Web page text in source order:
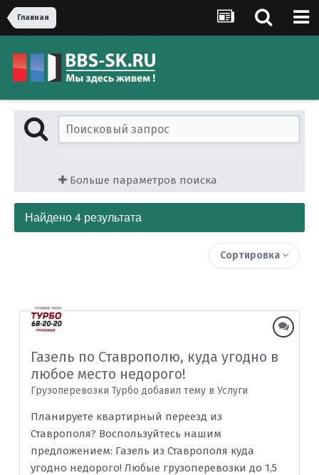
Главная
Больше параметров поиска
Найдено 4 результата
Сортировка
Газель по Ставрополю, куда угодно в
любое место недорого!
Грузоперевозки Турбо добавил тему в Услуги
Планируете квартирный переезд из
Ставрополя? Воспользуйтесь нашим
предложением: Газель из Ставрополя куда
угодно недорого! Любые грузоперевозки до 1,5